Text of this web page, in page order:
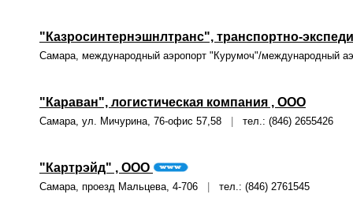
"Казросинтернэшнлтранс", транспортно-
Самара, международный аэропорт "Курумоч"/международный
"Караван", логистическая компания , ООО
Самара, ул. Мичурина, 76-офис 57,58 тел.: (846) 2655426
"Картрэйд" , ООО
Самара, проезд Мальцева, 4-706 тел.: (846) 2761545